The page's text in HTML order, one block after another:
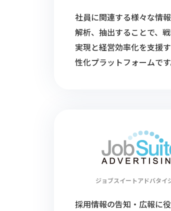
社員に関連する様々な情報
解析、抽出することで、
実現と経営効率化を支援
性化プラットフォームです
ジョブスイートアドバタイ
採用情報の告知・広報に